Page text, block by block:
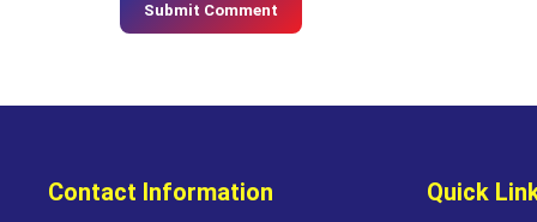
Submit Comment
Contact Information Quick